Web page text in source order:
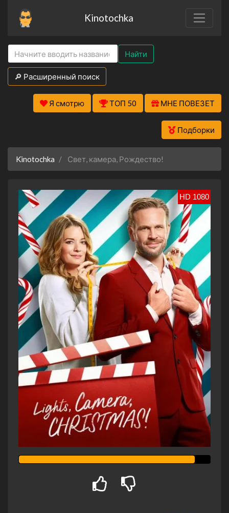
Kinotochka
Найти
🔎 Расширенный поиск
Я смотрю ТОП 50 МНЕ ПОВЕЗЕТ
Подборки
Kinotochka Свет, камера, Рождество!
HD 1080